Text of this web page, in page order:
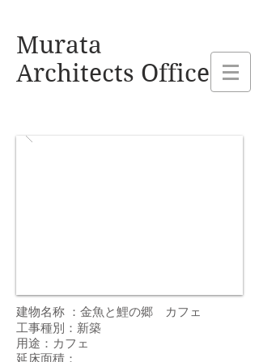
Murata
Architects Office
建物名称 ： 金魚と鯉の郷 カフェ
工事種別：新築
用途：カフェ
延床面積：